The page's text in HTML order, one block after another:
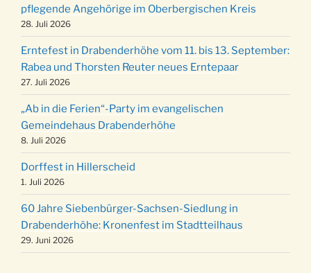
20.12.
der Kirche um 17:00 Uhr
24.12.
Familiengottesdienst mit Krippenspiel im Ev.
Gemeindehaus um 15:00 Uhr
24.12. Familiengottesdienst in der FeG um 16 Uhr
24.12.
Weihnachtsgottesdienst in der Kirche um
15:00 Uhr
24.12.
Weihnachtsgottesdienst in der Kirche um
18:00 Uhr
24.12.
Christmette mit der ev. Jugend in der Kirche
um 23:00 Uhr
31.12.
Gottesdienst zu Silvester in der Kirche um
18:00 Uhr
pflegende Angehörige im Oberbergischen Kreis
28. Juli 2026
Erntefest in Drabenderhöhe vom 11. bis 13. September:
Rabea und Thorsten Reuter neues Erntepaar
27. Juli 2026
„Ab in die Ferien“-Party im evangelischen
Gemeindehaus Drabenderhöhe
8. Juli 2026
Dorffest in Hillerscheid
1. Juli 2026
60 Jahre Siebenbürger-Sachsen-Siedlung in
Drabenderhöhe: Kronenfest im Stadtteilhaus
29. Juni 2026